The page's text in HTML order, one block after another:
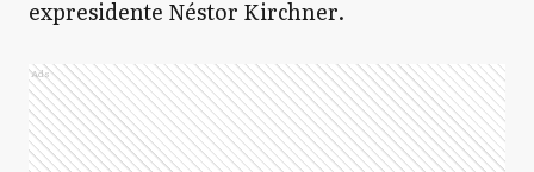
expresidente Néstor Kirchner.
Ads